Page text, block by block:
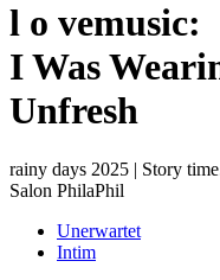
l o vemusic:
I Was
Unfresh
rainy days 2025 | Story
Salon PhilaPhil
Unerwartet
Intim